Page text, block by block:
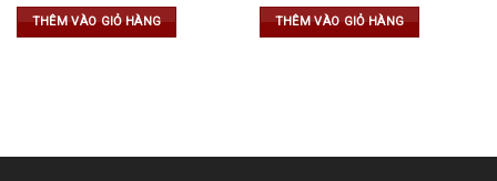
THÊM VÀO GIỎ HÀNG THÊM VÀO GIỎ HÀNG